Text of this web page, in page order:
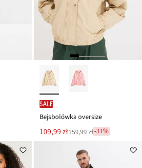
SALE
Bejsbolówka oversize
Nowa
cena
109,99 zł
Przeceniono159,99 zł-31%